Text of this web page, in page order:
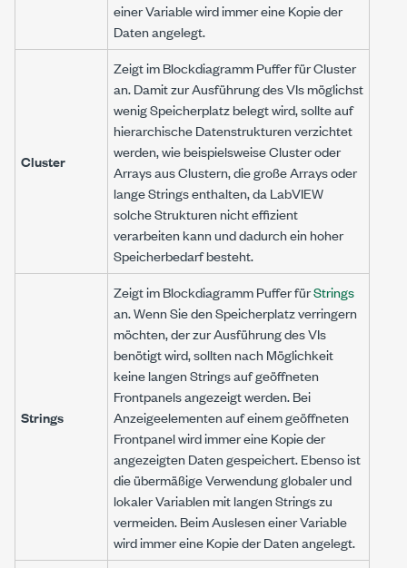
einer Variable wird immer eine Kopie der
Daten angelegt.
Cluster
Zeigt im Blockdiagramm Puffer für Cluster
an. Damit zur Ausführung des VIs möglichst
wenig Speicherplatz belegt wird, sollte auf
hierarchische Datenstrukturen verzichtet
werden, wie beispielsweise Cluster oder
Arrays aus Clustern, die große Arrays oder
lange Strings enthalten, da LabVIEW
solche Strukturen nicht effizient
verarbeiten kann und dadurch ein hoher
Speicherbedarf besteht.
Strings
Zeigt im Blockdiagramm Puffer fürStrings
an. Wenn Sie den Speicherplatz verringern
möchten, der zur Ausführung des VIs
benötigt wird, sollten nach Möglichkeit
keine langen Strings auf geöffneten
Frontpanels angezeigt werden. Bei
Anzeigeelementen auf einem geöffneten
Frontpanel wird immer eine Kopie der
angezeigten Daten gespeichert. Ebenso ist
die übermäßige Verwendung globaler und
lokaler Variablen mit langen Strings zu
vermeiden. Beim Auslesen einer Variable
wird immer eine Kopie der Daten angelegt.